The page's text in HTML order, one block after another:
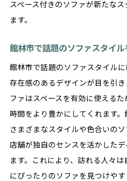
スペース付きのソファが新たな
ます。
館林市で話題のソファスタイ
館林市で話題のソファスタイル
存在感のあるデザインが目を引
ファはスペースを有効に使える
時間をより豊かにしてくれます。
さまざまなスタイルや色合いの
店舗が独自のセンスを活かした
ます。これにより、訪れる人々
にぴったりのソファを見つけや